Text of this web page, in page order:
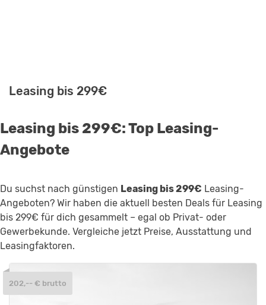
Leasing bis 299€
Leasing bis 299€: Top Leasing-
Angebote
Du suchst nach günstigen Leasing bis 299€ Leasing-
Angeboten? Wir haben die aktuell besten Deals für Leasing
bis 299€ für dich gesammelt – egal ob Privat- oder
Gewerbekunde. Vergleiche jetzt Preise, Ausstattung und
Leasingfaktoren.
202,-- € brutto